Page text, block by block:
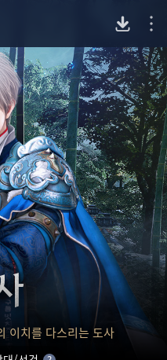
C
버
전
다
운
로
드
이치를 다스리는 도사